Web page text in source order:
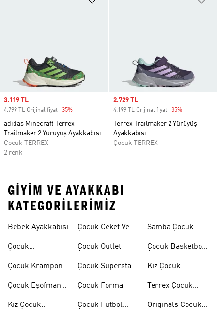
Sale price
3.119 TL
4.799 TL Orijinal fiyat -35%
adidas Minecraft Terrex
Trailmaker 2 Yürüyüş Ayakkabısı
Çocuk TERREX
2 renk
Sale price
2.729 TL
4.199 TL Orijinal fiyat -35%
Terrex Trailmaker 2 Yürüyüş
Ayakkabısı
Çocuk TERREX
GIYIM VE AYAKKABI
KATEGORILERIMIZ
Bebek Ayakkabısı
Çocuk
Çocuk Krampon
Çocuk Eşofman
Kız Çocuk
Çocuk Ceket Ve
Çocuk Outlet
Çocuk Superstar
Çocuk Forma
Çocuk Futbol
Samba Çocuk
Çocuk Basketbol
Kız Çocuk
Terrex Çocuk
Originals Cocuk